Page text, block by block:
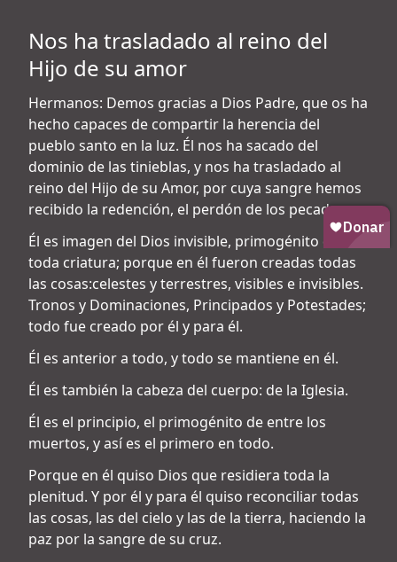
Nos ha trasladado al reino del
Hijo de su amor
Hermanos: Demos gracias a Dios Padre, que os ha
hecho capaces de compartir la herencia del
pueblo santo en la luz. Él nos ha sacado del
dominio de las tinieblas, y nos ha trasladado al
reino del Hijo de su Amor, por cuya sangre hemos
recibido la redención, el perdón de los pecados.
Él es imagen del Dios invisible, primogénito de
toda criatura; porque en él fueron creadas todas
las cosas:celestes y terrestres, visibles e invisibles.
Tronos y Dominaciones, Principados y Potestades;
todo fue creado por él y para él.
Él es anterior a todo, y todo se mantiene en él.
Él es también la cabeza del cuerpo: de la Iglesia.
Él es el principio, el primogénito de entre los
muertos, y así es el primero en todo.
Porque en él quiso Dios que residiera toda la
plenitud. Y por él y para él quiso reconciliar todas
las cosas, las del cielo y las de la tierra, haciendo la
paz por la sangre de su cruz.